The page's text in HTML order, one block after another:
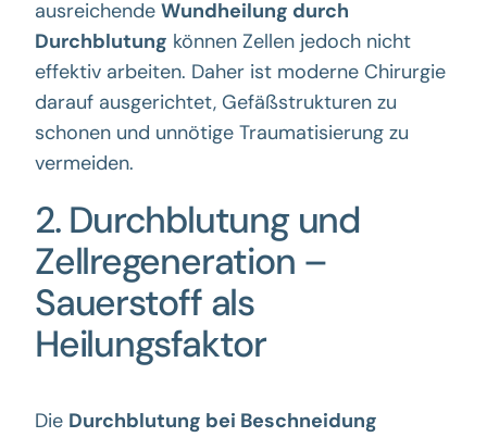
ausreichende Wundheilung durch
Durchblutung können Zellen jedoch nicht
effektiv arbeiten. Daher ist moderne Chirurgie
darauf ausgerichtet, Gefäßstrukturen zu
schonen und unnötige Traumatisierung zu
vermeiden.
2. Durchblutung und
Zellregeneration –
Sauerstoff als
Heilungsfaktor
Die Durchblutung bei Beschneidung